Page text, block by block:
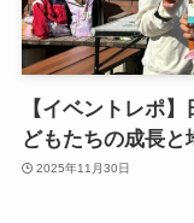
【イベントレポ
どもたちの成長と
2025年11月30日